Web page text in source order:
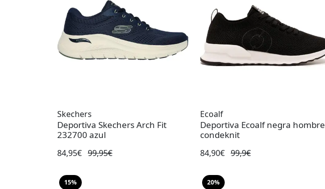
Skechers
Deportiva Skechers Arch Fit
232700 azul
84,95€ 99,95€
Ecoalf
Deportiva Ecoalf negra hombre
condeknit
84,90€ 99,9€
15% 20%